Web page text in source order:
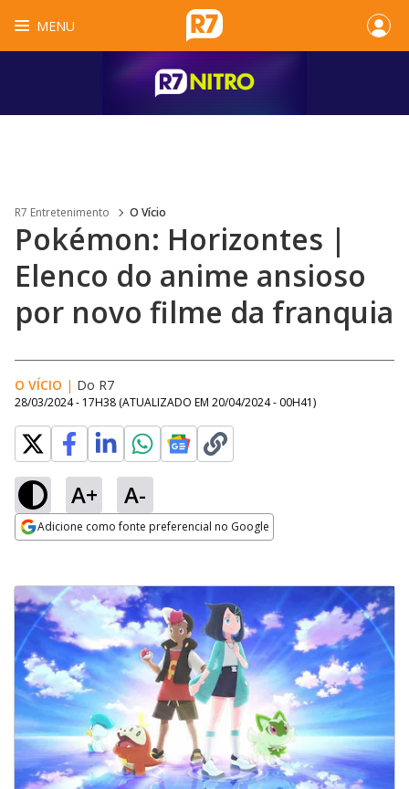
MENU
R7 Entretenimento O Vício
Pokémon: Horizontes |
Elenco do anime ansioso
por novo filme da franquia
O VÍCIO | Do R7
28/03/2024 - 17H38 (ATUALIZADO EM 20/04/2024 - 00H41)
A+ A-
Adicione como fonte preferencial no Google